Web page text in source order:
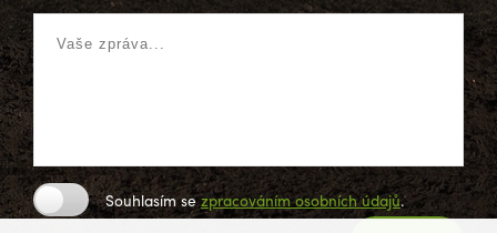
Souhlasím sezpracováním osobních údajů.